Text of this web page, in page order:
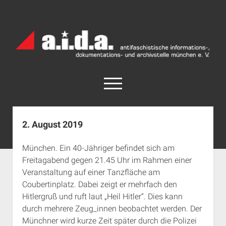
Archiv
München
open
menu
facebook
rss info@aida-archiv.de
Aktuelles
Termine
open
dropdown
menu
Antifaschistische Termine im Süden
Antifaschistische Termine in München
Rechte Termine im Süden
Chronologie
Das Archiv
open
dropdown
menu
a.i.d.a. e. V. unterstützen
Impressum
2. August 2019
München. Ein 40-Jähriger befindet sich am
Freitagabend gegen 21.45 Uhr im Rahmen einer
Veranstaltung auf einer Tanzfläche am
Coubertinplatz. Dabei zeigt er mehrfach den
Hitlergruß und ruft laut „Heil Hitler“. Dies kann
durch mehrere Zeug_innen beobachtet werden. Der
Münchner wird kurze Zeit später durch die Polizei